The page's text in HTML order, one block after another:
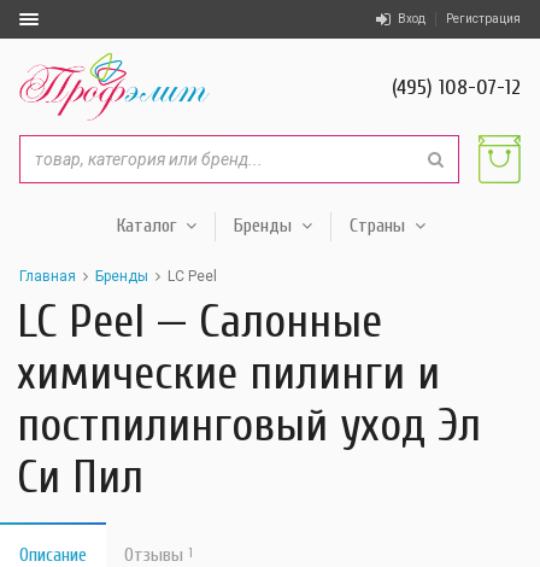
Вход Регистрация
(495) 108-07-12
Каталог Бренды Страны
Главная Бренды LC Peel
LC Peel — Салонные
химические пилинги и
постпилинговый уход Эл
Си Пил
Описание Отзывы 1